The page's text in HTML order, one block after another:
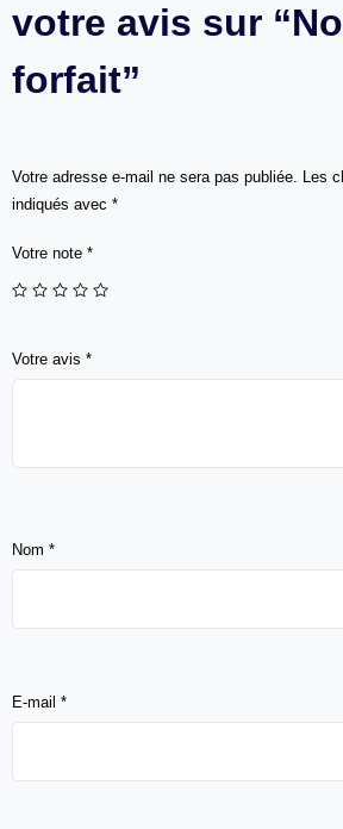
votre avis sur
forfait”
Votre adresse e-mail ne sera pas publiée. Les
indiqués avec *
Votre note *
Votre avis *
Nom *
E-mail *